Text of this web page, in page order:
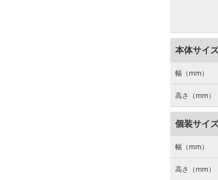
本体サイ
幅（mm）
高さ（mm）
個装サイ
幅（mm）
高さ（mm）